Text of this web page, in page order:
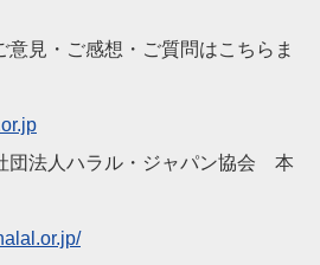
意見・ご感想・ご質問はこちらま
団法人 ハラル ・ジャパン協会 本
.or.jp/